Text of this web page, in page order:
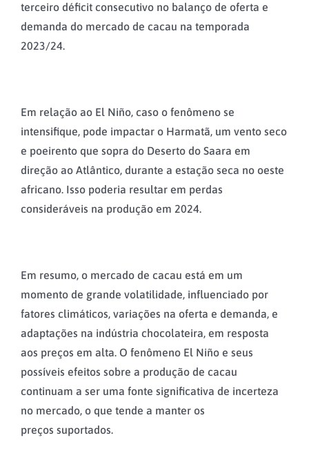
terceiro déficit consecutivo no balanço de oferta e
demanda do mercado de cacau na temporada
2023/24.
Em relação ao El Niño, caso o fenômeno se
intensifique, pode impactar o Harmatã, um vento seco
e poeirento que sopra do Deserto do Saara em
direção ao Atlântico, durante a estação seca no oeste
africano. Isso poderia resultar em perdas
consideráveis na produção em 2024.
Em resumo, o mercado de cacau está em um
momento de grande volatilidade, influenciado por
fatores climáticos, variações na oferta e demanda, e
adaptações na indústria chocolateira, em resposta
aos preços em alta. O fenômeno El Niño e seus
possíveis efeitos sobre a produção de cacau
continuam a ser uma fonte significativa de incerteza
no mercado, o que tende a manter os
preços suportados.